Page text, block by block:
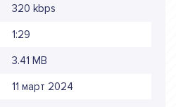
320 kbps
1:29
3.41 MB
11 март 2024